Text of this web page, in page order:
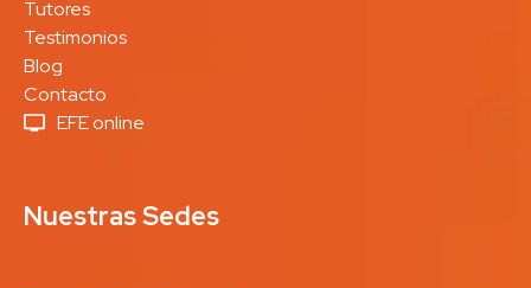
Tutores
Testimonios
Blog
Contacto
EFE online
Nuestras Sedes